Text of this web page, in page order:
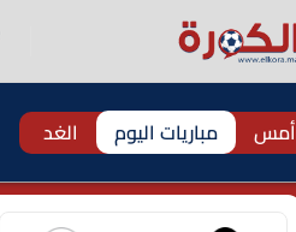
أمس مباريات اليوم الغد